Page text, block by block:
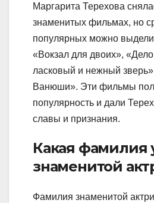
Маргарита Терехова
знаменитых фильмах, но
популярных можно
«Вокзал для двоих»,
ласковый и нежный
Ванюши». Эти фильмы
популярность и дали
славы и признания.
Какая фамилия
знаменитой
Фамилия знаменитой